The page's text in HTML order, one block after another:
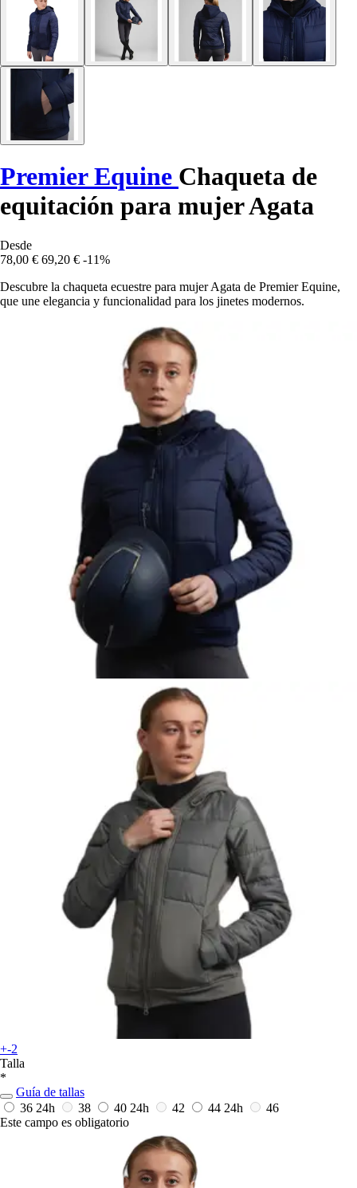
Premier Equine Chaqueta de
equitación para mujer Agata
Desde
78,00 € 69,20 € -11%
Descubre la chaqueta ecuestre para mujer Agata de Premier Equine,
que une elegancia y funcionalidad para los jinetes modernos.
+-2
Talla
*
Guía de tallas
36 24h 38 40 24h 42 44 24h
46
Este campo es obligatorio